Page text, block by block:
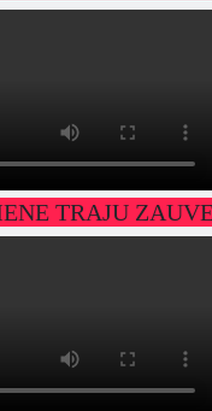
TRAJU